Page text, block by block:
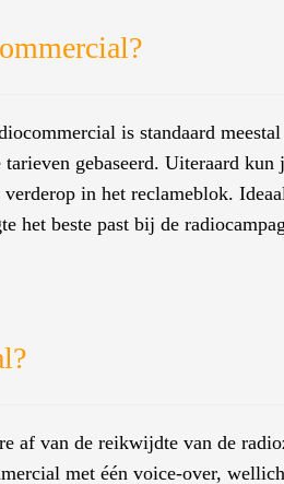
is standaard
gebaseerd. Uiteraard
in het reclameblok.
het beste past bij de
af van de reikwijdte van de
met één voice-over,